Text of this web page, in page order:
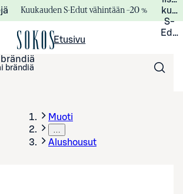
Kuukauden S-Edut vähintään –20 %
S-
Etusivu
Muoti
…
Alushousut